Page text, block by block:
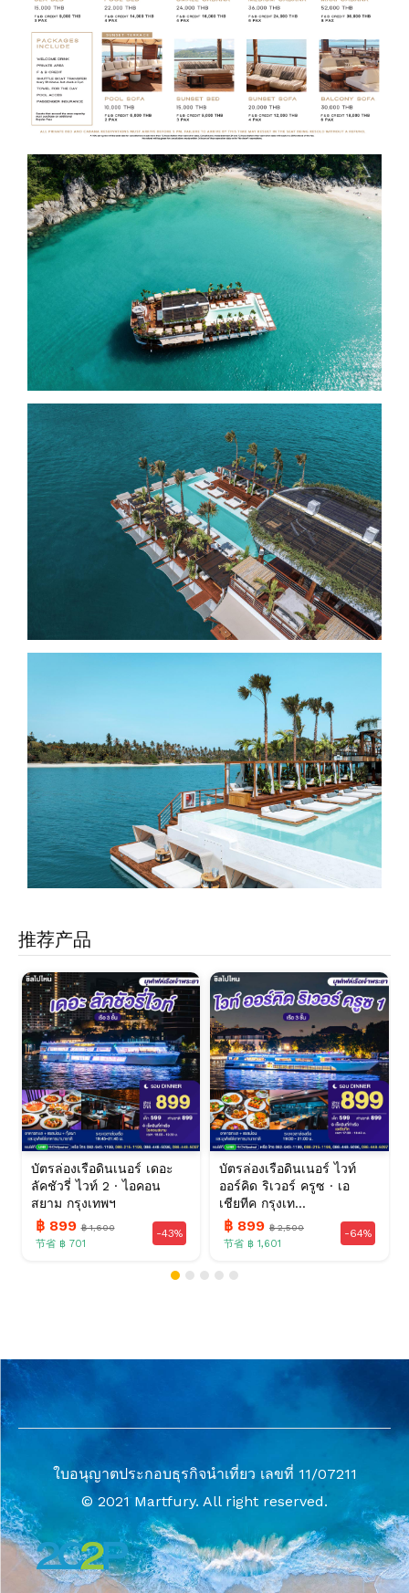
推荐产品
บัตรล่องเรือดินเนอร์ เดอะ
ลัคชัวรี่ ไวท์ 2 · ไอคอน
สยาม กรุงเทพฯ
฿ 899฿ 1,600
节省 ฿ 701
-43%
บัตรล่องเรือดินเนอร์ ไวท์
ออร์คิด ริเวอร์ ครูซ · เอ
เชียทีค กรุงเท...
฿ 899 ฿ 2,500
节省 ฿ 1,601
-64%
ใบอนุญาตประกอบธุรกิจนำเที่ยว เลขที่ 11/07211
© 2021 Martfury. All right reserved.